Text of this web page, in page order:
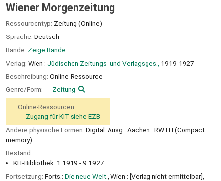
Wiener Morgenzeitung
Ressourcentyp: Zeitung (Online)
Sprache: Deutsch
Bände: Zeige Bände
Verlag: Wien : Jüdischen Zeitungs- und Verlagsges.,
1919-1927
Beschreibung: Online-Ressource
Genre/Form:
Zeitung
Online-Ressourcen:
Zugang für KIT siehe EZB
Andere physische Formen: Digital. Ausg.: Aachen : RWTH (Compact
memory)
Bestand:
KIT-Bibliothek: 1.1919 - 9.1927
Fortsetzung: Forts.: Die neue Welt. , Wien : [Verlag nicht ermittelbar],